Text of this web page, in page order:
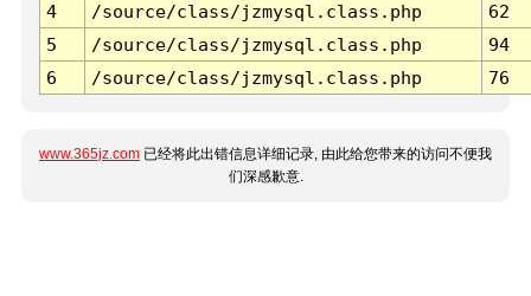
4
/source/class/jzmysql.class.php
62
5
/source/class/jzmysql.class.php
94
6
/source/class/jzmysql.class.php 76
www.365jz.com 已经将此出错信息详细记录, 由此给您带来的访问不便我
们深感歉意.